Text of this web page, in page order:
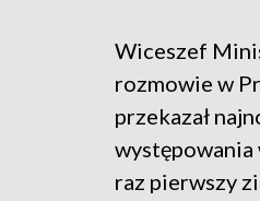
Wiceszef
rozmowie w
przekazał
raz pierwszy